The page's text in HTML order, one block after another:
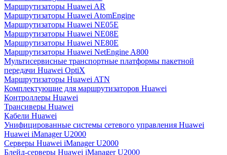
Маршрутизаторы Huawei AR
Маршрутизаторы Huawei AtomEngine
Маршрутизаторы Huawei NE05E
Маршрутизаторы Huawei NE08E
Маршрутизаторы Huawei NE80E
Маршрутизаторы Huawei NetEngine A800
Мультисервисные транспортные платформы пакетной
передачи Huawei OptiX
Маршрутизаторы Huawei ATN
Комплектующие для маршрутизаторов Huawei
Контроллеры Huawei
Трансиверы Huawei
Кабели Huawei
Унифицированные системы сетевого управления Huawei
Huawei iManager U2000
Серверы Huawei iManager U2000
Блейд-серверы Huawei iManager U2000